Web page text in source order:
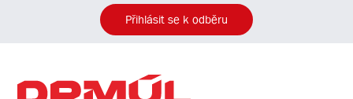
Přihlásit se k odběru